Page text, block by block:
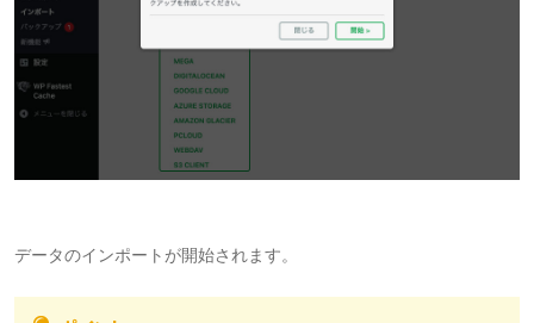
データのインポートが開始されます。